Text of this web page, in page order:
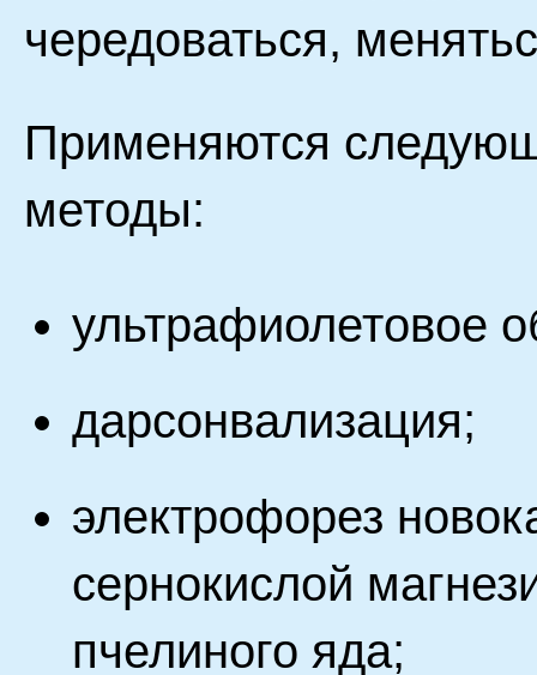
чередоваться,
Применяются
методы:
ультрафиолетовое
дарсонвализация;
электрофорез
сернокислой
пчелиного яда;